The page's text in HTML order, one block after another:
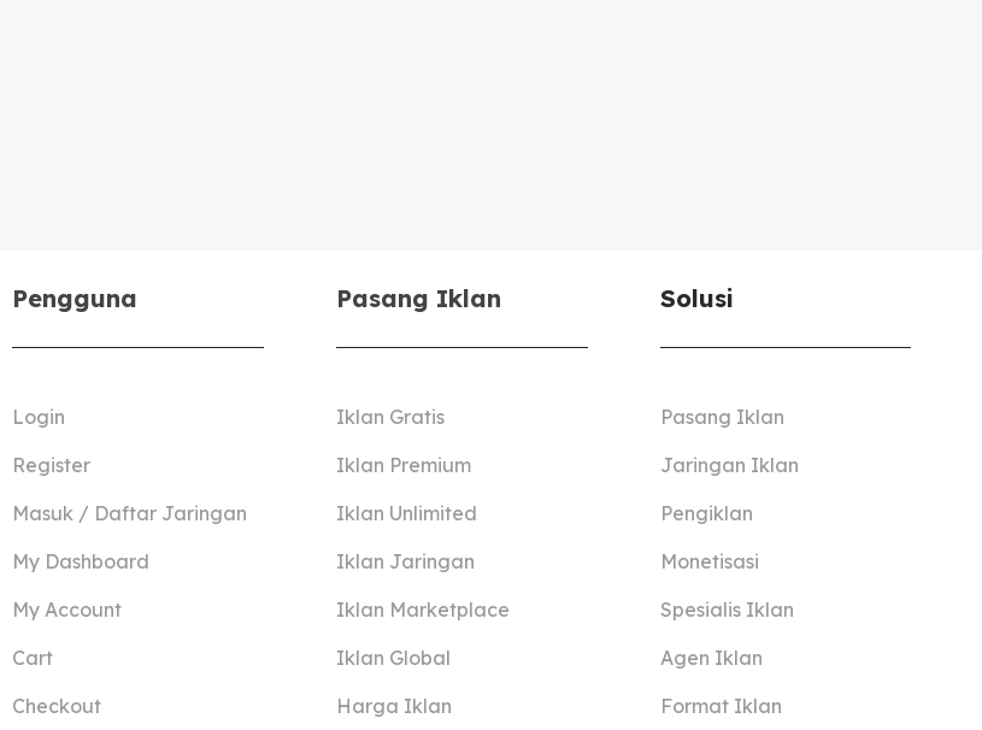
Pengguna
Login
Register
Masuk / Daftar Jaringan
My Dashboard
My Account
Cart
Checkout
Pasang Iklan
Iklan Gratis
Iklan Premium
Iklan Unlimited
Iklan Jaringan
Iklan Marketplace
Iklan Global
Harga Iklan
Solusi
Pasang Iklan
Jaringan Iklan
Pengiklan
Monetisasi
Spesialis Iklan
Agen Iklan
Format Iklan